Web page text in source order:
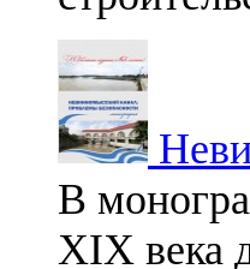
В
XIX века